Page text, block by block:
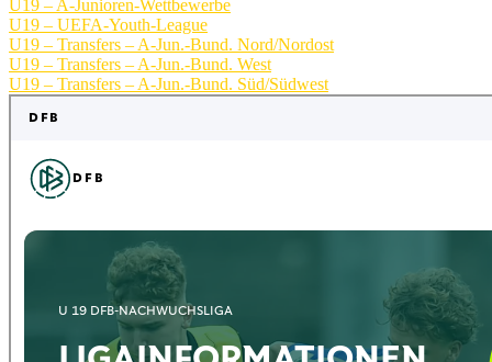
U19 – A-Junioren-Wettbewerbe
U19 – UEFA-Youth-League
U19 – Transfers – A-Jun.-Bund. Nord/Nordost
U19 – Transfers – A-Jun.-Bund. West
U19 – Transfers – A-Jun.-Bund. Süd/Südwest